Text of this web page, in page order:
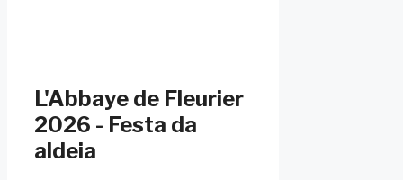
L'Abbaye de Fleurier
2026 - Festa da
aldeia